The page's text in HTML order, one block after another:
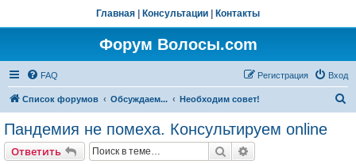
Главная Консультации Контакты
Форум Волосы.com
FAQ Вход
Регистрация
Список форумов Обсуждаем... Необходим совет!
Пандемия не помеха. Консультируем online
Ответить Поиск